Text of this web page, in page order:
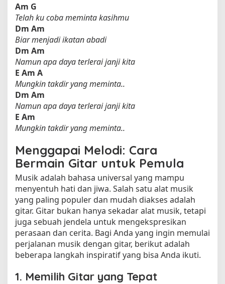
Am G
Telah ku coba meminta kasihmu
Dm Am
Biar menjadi ikatan abadi
Dm Am
Namun apa daya terlerai janji kita
E Am A
Mungkin takdir yang meminta..
Dm Am
Namun apa daya terlerai janji kita
E Am
Mungkin takdir yang meminta..
Menggapai Melodi: Cara
Bermain Gitar untuk Pemula
Musik adalah bahasa universal yang mampu
menyentuh hati dan jiwa. Salah satu alat musik
yang paling populer dan mudah diakses adalah
gitar. Gitar bukan hanya sekadar alat musik, tetapi
juga sebuah jendela untuk mengekspresikan
perasaan dan cerita. Bagi Anda yang ingin memulai
perjalanan musik dengan gitar, berikut adalah
beberapa langkah inspiratif yang bisa Anda ikuti.
1. Memilih Gitar yang Tepat